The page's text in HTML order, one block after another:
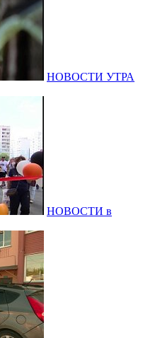
НОВОСТИ УТРА
НОВОСТИ в